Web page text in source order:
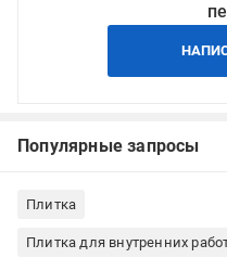
Популярные запросы
Плитка
Плитка для внутренних